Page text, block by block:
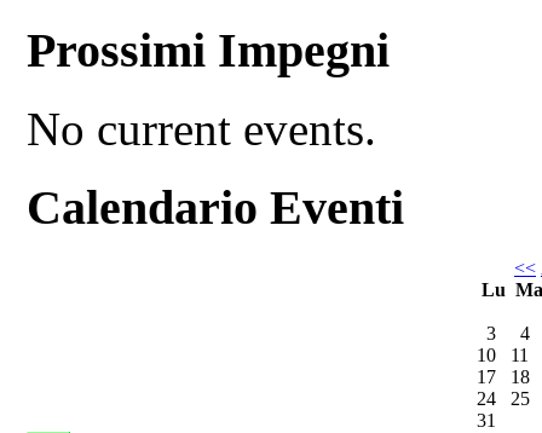
Prossimi Impegni
No current events.
Calendario Eventi
<<
Lu
3
4
10
11
17
18
24
25
31